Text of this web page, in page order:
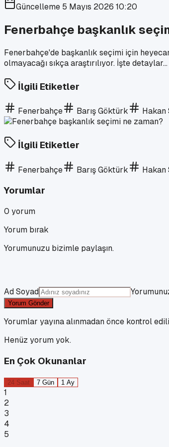
Güncelleme 5 Mayıs 2026 10:20
Fenerbahçe başkanlık
Fenerbahçe'de başkanlık seçimi için
olmayacağı sıkça araştırılıyor. İşte detaylar...
İlgili Etiketler
Fenerbahçe Barış Göktürk Hakan
İlgili Etiketler
Fenerbahçe Barış Göktürk Hakan
Yorumlar
0 yorum
Yorum bırak
Yorumunuzu bizimle paylaşın.
Ad Soyad
Yorum Gönder
Yorumlar yayına alınmadan önce kontrol
Henüz yorum yok.
En Çok Okunanlar
24 Saat 7 Gün 1 Ay
1
2
3
4
5